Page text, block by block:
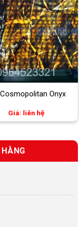
Onyx
Giá: liên hệ